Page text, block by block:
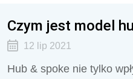
Czym jest model
12 lip 2021
Hub & spoke nie tylko